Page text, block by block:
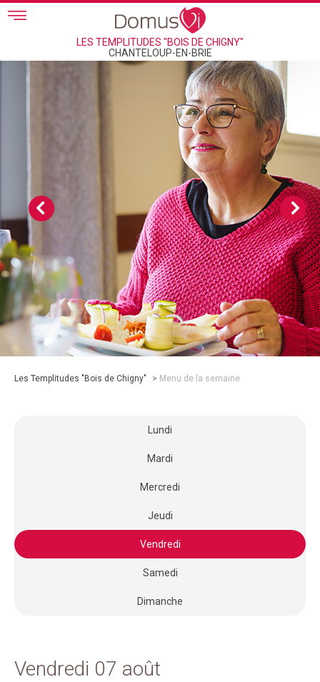
Skip to main content
LES TEMPLITUDES "BOIS DE CHIGNY"
CHANTELOUP-EN-BRIE
Les Templitudes "Bois de Chigny" > Menu de la semaine
Lundi
Mardi
Mercredi
Jeudi
Vendredi
Samedi
Dimanche
Vendredi 07 août